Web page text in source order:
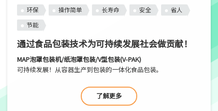
环保 操作简单 长寿命 安全
省人
节能
通过食品包装技术为可持续发展社会做贡献！
MAP泡罩包装机/纸泡罩包装/V型包装(V-PAK)
可持续发展！从容器生产到包装的一体化食品包装。
了解更多